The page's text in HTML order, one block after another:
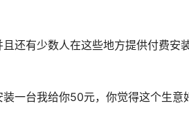
还有少数人在这些地方提供付费安
一台我给你50元，你觉得这个生意